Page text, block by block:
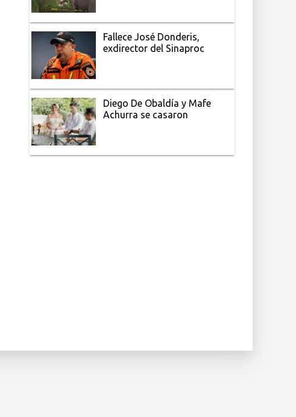
Fallece José Donderis,
exdirector del Sinaproc
Diego De Obaldía y Mafe
Achurra se casaron